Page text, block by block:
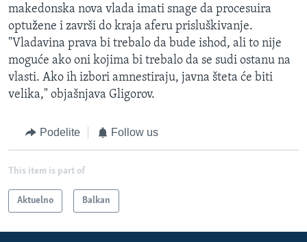
makedonska nova vlada imati snage da procesuira
optužene i završi do kraja aferu prisluškivanje.
"Vladavina prava bi trebalo da bude ishod, ali to nije
moguće ako oni kojima bi trebalo da se sudi ostanu na
vlasti. Ako ih izbori amnestiraju, javna šteta će biti
velika," objašnjava Gligorov.
Podelite Follow us
This item is part of
Aktuelno Balkan